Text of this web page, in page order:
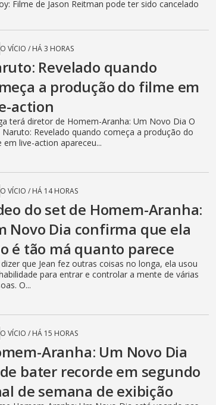
Filme de Jason Reitman pode ter sido cancelado
O VÍCIO / HÁ 3 HORAS
Revelado quando
a produção do filme em
action
terá diretor de Homem-Aranha: Um Novo Dia O
Revelado quando começa a produção do
em live-action apareceu...
O VÍCIO / HÁ 14 HORAS
do set de Homem-Aranha:
Novo Dia confirma que ela
é tão má quanto parece
dizer que Jean fez outras coisas no longa, ela usou
para entrar e controlar a mente de várias
O...
O VÍCIO / HÁ 15 HORAS
Aranha: Um Novo Dia
bater recorde em segundo
de semana de exibição